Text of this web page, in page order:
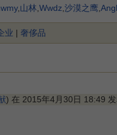
,山林,Wwdz,沙漠之鹰,
业 | 奢侈品
) 在 2015年4月30日 18:49